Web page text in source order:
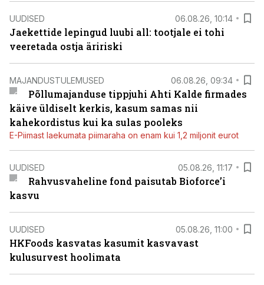
UUDISED 06.08.26, 10:14
Jaekettide lepingud luubi all: tootjale ei tohi
veeretada ostja äririski
MAJANDUSTULEMUSED 06.08.26, 09:34
Põllumajanduse tippjuhi Ahti Kalde firmades
käive üldiselt kerkis, kasum samas nii
kahekordistus kui ka sulas pooleks
E-Piimast laekumata piimaraha on enam kui 1,2 miljonit eurot
UUDISED 05.08.26, 11:17
Rahvusvaheline fond paisutab Bioforce’i
kasvu
UUDISED 05.08.26, 11:00
HKFoods kasvatas kasumit kasvavast
kulusurvest hoolimata